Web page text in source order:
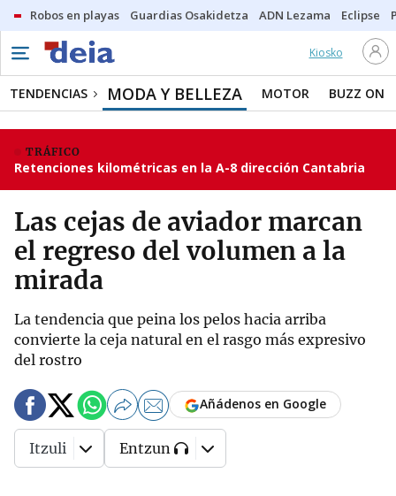
Robos en playas Guardias Osakidetza ADN Lezama Eclipse
Kiosko
TENDENCIAS MODA Y BELLEZA MOTOR BUZZ ON
TRÁFICO
Retenciones kilométricas en la A-8 dirección Cantabria
Las cejas de aviador marcan
el regreso del volumen a la
mirada
La tendencia que peina los pelos hacia arriba
convierte la ceja natural en el rasgo más expresivo
del rostro
Añádenos en Google
Itzuli Entzun